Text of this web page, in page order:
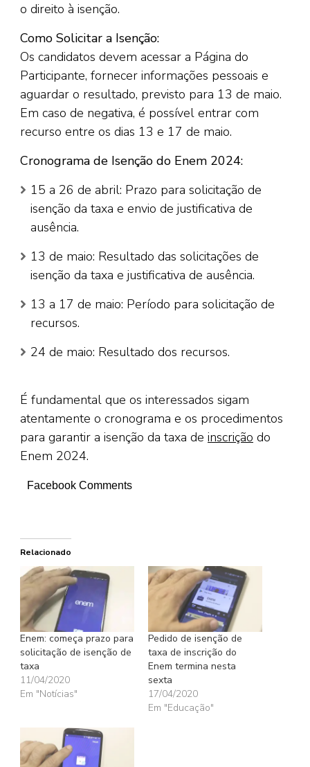
o direito à isenção.
Como Solicitar a Isenção:
Os candidatos devem acessar a Página do
Participante, fornecer informações pessoais e
aguardar o resultado, previsto para 13 de maio.
Em caso de negativa, é possível entrar com
recurso entre os dias 13 e 17 de maio.
Cronograma de Isenção do Enem 2024:
15 a 26 de abril: Prazo para solicitação de
isenção da taxa e envio de justificativa de
ausência.
13 de maio: Resultado das solicitações de
isenção da taxa e justificativa de ausência.
13 a 17 de maio: Período para solicitação de
recursos.
24 de maio: Resultado dos recursos.
É fundamental que os interessados sigam
atentamente o cronograma e os procedimentos
para garantir a isenção da taxa de inscrição do
Enem 2024.
Facebook Comments
Relacionado
Enem: começa prazo para
solicitação de isenção de
taxa
11/04/2020
Em "Notícias"
Pedido de isenção de
taxa de inscrição do
Enem termina nesta
sexta
17/04/2020
Em "Educação"